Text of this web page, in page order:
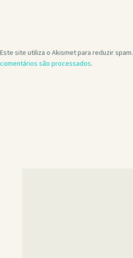
Este site utiliza o Akismet para reduzir spam.
comentários são processados.